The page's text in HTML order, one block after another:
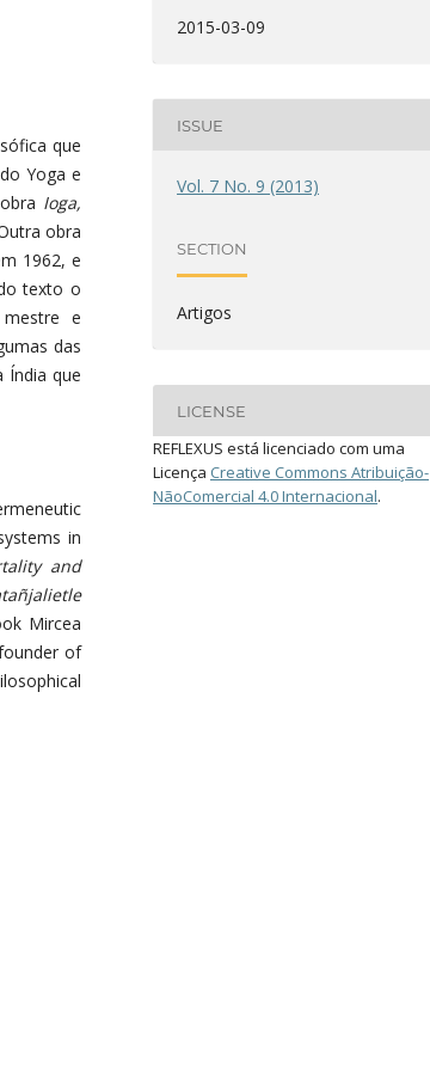
que
Yoga e
Ioga,
obra
1962, e
texto o
e
das
Índia que
in
and
Mircea
of
2015-03-09
ISSUE
Vol. 7 No. 9 (2013)
SECTION
Artigos
LICENSE
REFLEXUS está licenciado com uma
Licença Creative Commons Atribuição-
NãoComercial 4.0 Internacional.